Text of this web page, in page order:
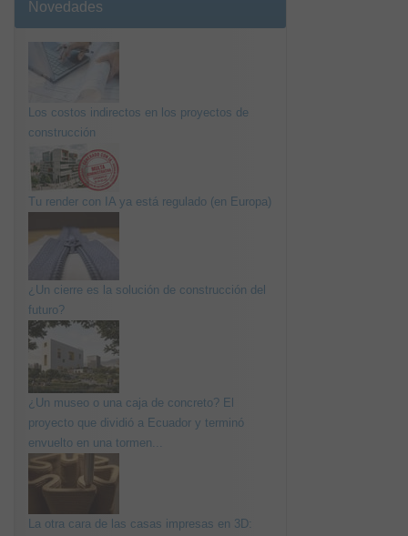
Novedades
Los costos indirectos en los proyectos de
construcción
Tu render con IA ya está regulado (en Europa)
¿Un cierre es la solución de construcción del
futuro?
¿Un museo o una caja de concreto? El
proyecto que dividió a Ecuador y terminó
envuelto en una tormen...
La otra cara de las casas impresas en 3D: